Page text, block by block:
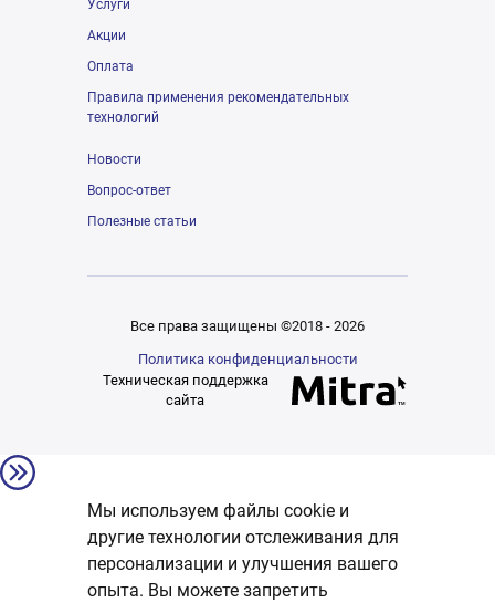
Услуги
Акции
Оплата
Правила применения рекомендательных
технологий
Новости
Вопрос-ответ
Полезные статьи
Все права защищены ©2018 - 2026
Политика конфиденциальности
Техническая поддержка
сайта
Мы используем файлы cookie и
другие технологии отслеживания для
персонализации и улучшения вашего
опыта. Вы можете запретить